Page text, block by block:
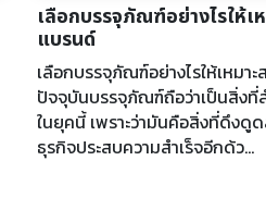
เลือกบรรจุภัณฑ์อย่างไรให้เ
แบรนด์
เลือกบรรจุภัณฑ์อย่างไรให้เหมา
ปัจจุบันบรรจุภัณฑ์ถือว่าเป็นสิ่ง
ในยุคนี้ เพราะว่ามันคือสิ่งที่ดึงดู
ธุรกิจประสบความสำเร็จอีกด้ว...